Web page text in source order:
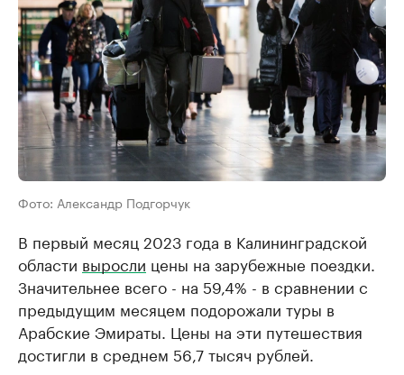
Фото: Александр Подгорчук
В первый месяц 2023 года в Калининградской
области выросли цены на зарубежные поездки.
Значительнее всего - на 59,4% - в сравнении с
предыдущим месяцем подорожали туры в
Арабские Эмираты. Цены на эти путешествия
достигли в среднем 56,7 тысяч рублей.